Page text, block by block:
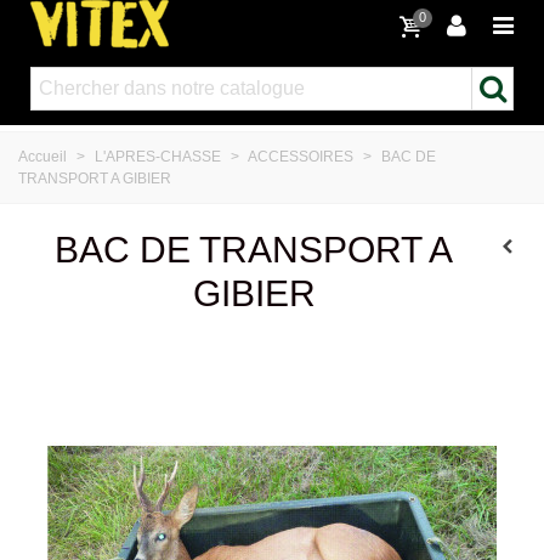
0
Accueil > L'APRES-CHASSE > ACCESSOIRES >
BAC DE
TRANSPORT A GIBIER
BAC DE TRANSPORT A
GIBIER